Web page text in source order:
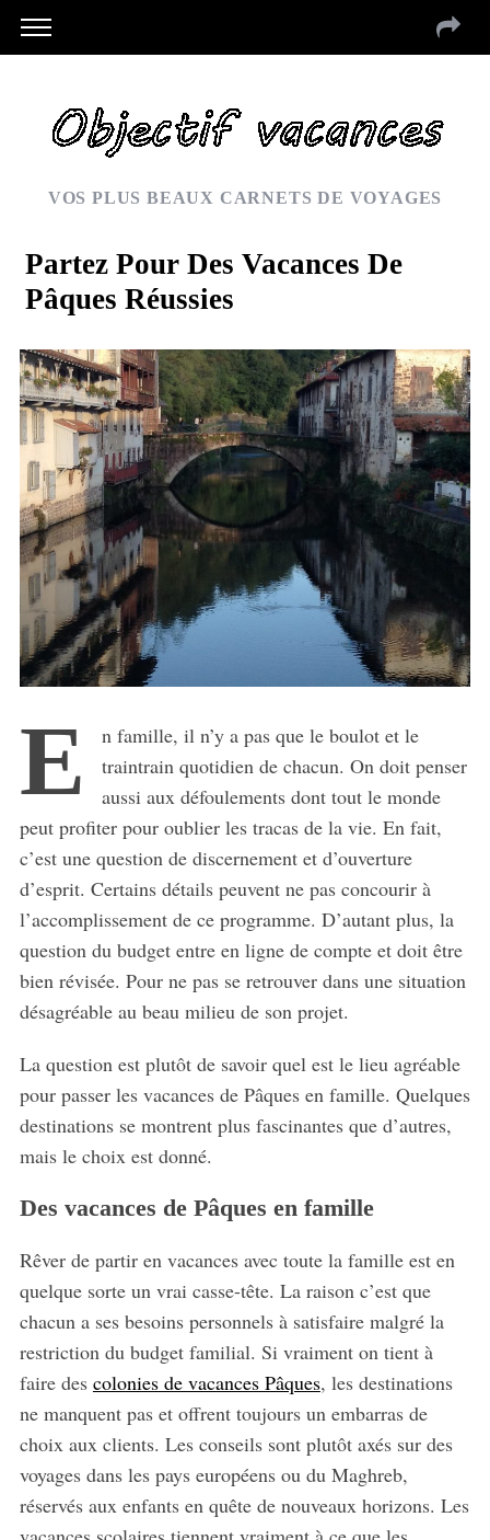
VOS PLUS BEAUX CARNETS DE VOYAGES
Partez Pour Des Vacances De
Pâques Réussies
E
n famille, il n’y a pas que le boulot et le
traintrain quotidien de chacun. On doit penser
aussi aux défoulements dont tout le monde
peut profiter pour oublier les tracas de la vie. En fait,
c’est une question de discernement et d’ouverture
d’esprit. Certains détails peuvent ne pas concourir à
l’accomplissement de ce programme. D’autant plus, la
question du budget entre en ligne de compte et doit être
bien révisée. Pour ne pas se retrouver dans une situation
désagréable au beau milieu de son projet.
La question est plutôt de savoir quel est le lieu agréable
pour passer les vacances de Pâques en famille. Quelques
destinations se montrent plus fascinantes que d’autres,
mais le choix est donné.
Des vacances de Pâques en famille
Rêver de partir en vacances avec toute la famille est en
quelque sorte un vrai casse-tête. La raison c’est que
chacun a ses besoins personnels à satisfaire malgré la
restriction du budget familial. Si vraiment on tient à
faire des colonies de vacances Pâques, les destinations
ne manquent pas et offrent toujours un embarras de
choix aux clients. Les conseils sont plutôt axés sur des
voyages dans les pays européens ou du Maghreb,
réservés aux enfants en quête de nouveaux horizons. Les